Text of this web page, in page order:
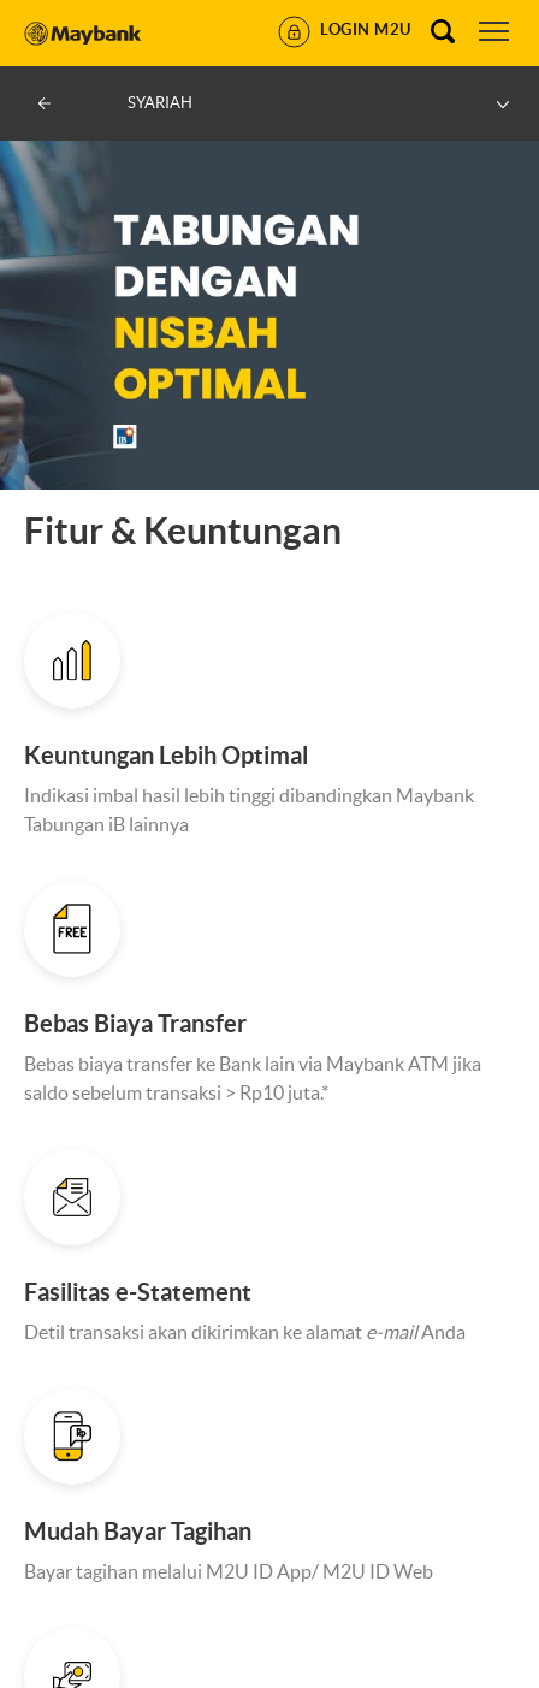
LOGIN M2U
SYARIAH
Fitur & Keuntungan
Keuntungan Lebih Optimal
Indikasi imbal hasil lebih tinggi dibandingkan Maybank
Tabungan iB lainnya
Bebas Biaya Transfer
Bebas biaya transfer ke Bank lain via Maybank ATM jika
saldo sebelum transaksi > Rp10 juta.*
Fasilitas e-Statement
Detil transaksi akan dikirimkan ke alamat e-mailAnda
Mudah Bayar Tagihan
Bayar tagihan melalui M2U ID App/ M2U ID Web